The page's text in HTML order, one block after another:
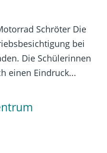
Schröter Die
bei
Die Schülerinnen
einen Eindruck...